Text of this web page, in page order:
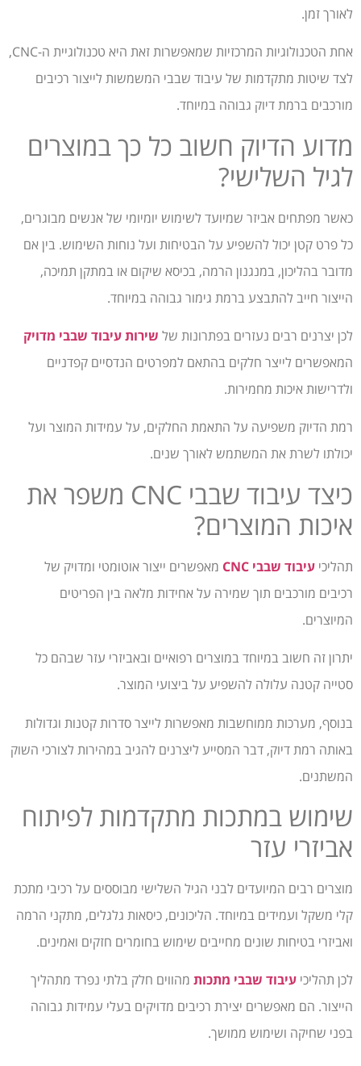
לאורך זמן.
אחת הטכנולוגיות המרכזיות שמאפשרות זאת היא טכנולוגיית ה-CNC,
לצד שיטות מתקדמות של עיבוד שבבי המשמשות לייצור רכיבים
מורכבים ברמת דיוק גבוהה במיוחד.
מדוע הדיוק חשוב כל כך במוצרים
לגיל השלישי?
כאשר מפתחים אביזר שמיועד לשימוש יומיומי של אנשים מבוגרים,
כל פרט קטן יכול להשפיע על הבטיחות ועל נוחות השימוש. בין אם
מדובר בהליכון, במנגנון הרמה, בכיסא שיקום או במתקן תמיכה,
הייצור חייב להתבצע ברמת גימור גבוהה במיוחד.
לכן יצרנים רבים נעזרים בפתרונות של שירות עיבוד שבבי מדויק
המאפשרים לייצר חלקים בהתאם למפרטים הנדסיים קפדניים
ולדרישות איכות מחמירות.
רמת הדיוק משפיעה על התאמת החלקים, על עמידות המוצר ועל
יכולתו לשרת את המשתמש לאורך שנים.
כיצד עיבוד שבבי CNC משפר את
איכות המוצרים?
תהליכי עיבוד שבבי CNC
מאפשרים ייצור אוטומטי ומדויק של
רכיבים מורכבים תוך שמירה על אחידות מלאה בין הפריטים
המיוצרים.
יתרון זה חשוב במיוחד במוצרים רפואיים ובאביזרי עזר שבהם כל
סטייה קטנה עלולה להשפיע על ביצועי המוצר.
בנוסף, מערכות ממוחשבות מאפשרות לייצר סדרות קטנות וגדולות
באותה רמת דיוק, דבר המסייע ליצרנים להגיב במהירות לצורכי השוק
המשתנים.
שימוש במתכות מתקדמות לפיתוח
אביזרי עזר
מוצרים רבים המיועדים לבני הגיל השלישי מבוססים על רכיבי מתכת
קלי משקל ועמידים במיוחד. הליכונים, כיסאות גלגלים, מתקני הרמה
ואביזרי בטיחות שונים מחייבים שימוש בחומרים חזקים ואמינים.
לכן תהליכי עיבוד שבבי מתכות מהווים חלק בלתי נפרד מתהליך
הייצור. הם מאפשרים יצירת רכיבים מדויקים בעלי עמידות גבוהה
בפני שחיקה ושימוש ממושך.